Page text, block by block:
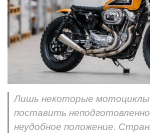
Лишь некоторые
поставить
неудобное положение.